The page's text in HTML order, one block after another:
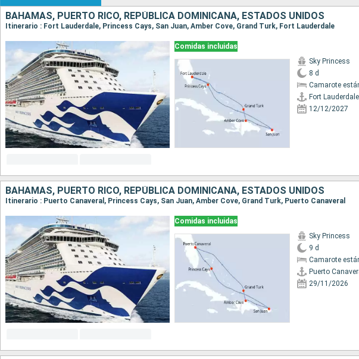
BAHAMAS, PUERTO RICO, REPÚBLICA DOMINICANA, ESTADOS UNIDOS
Itinerario : Fort Lauderdale, Princess Cays, San Juan, Amber Cove, Grand Turk, Fort Lauderdale
Comidas incluidas
Sky Princess
8 d
Camarote
Fort Lauderdale
12/12/2027
BAHAMAS, PUERTO RICO, REPÚBLICA DOMINICANA, ESTADOS UNIDOS
Itinerario : Puerto Canaveral, Princess Cays, San Juan, Amber Cove, Grand Turk, Puerto Canaveral
Comidas incluidas
Sky Princess
9 d
Camarote
Puerto
29/11/2026